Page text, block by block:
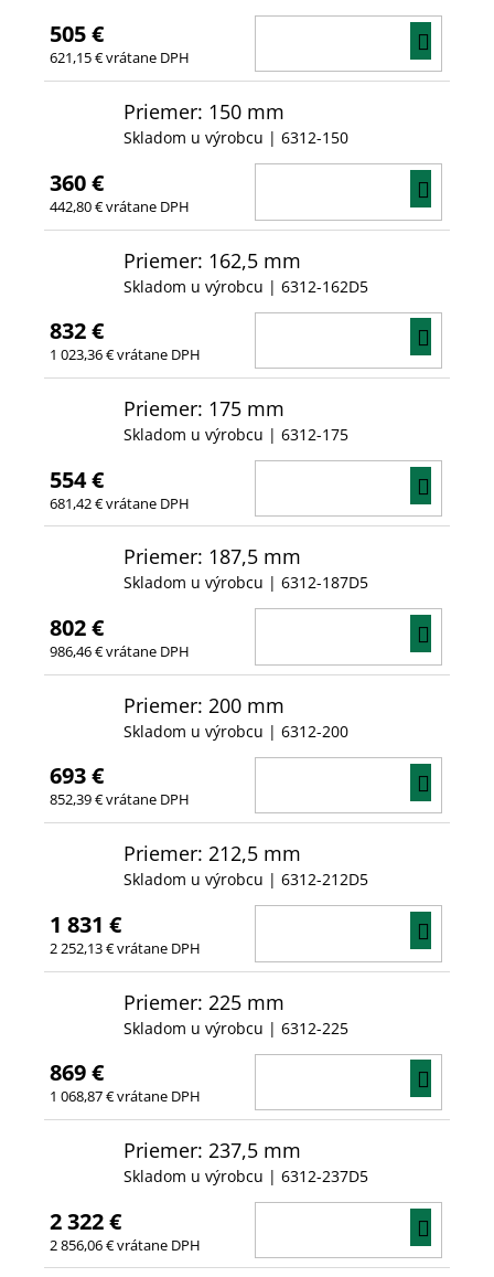
505 €
621,15 € vrátane DPH
Priemer: 150 mm
Skladom u výrobcu | 6312-150
360 €
442,80 € vrátane DPH
Priemer: 162,5 mm
Skladom u výrobcu | 6312-162D5
832 €
1 023,36 € vrátane DPH
Priemer: 175 mm
Skladom u výrobcu | 6312-175
554 €
681,42 € vrátane DPH
Priemer: 187,5 mm
Skladom u výrobcu | 6312-187D5
802 €
986,46 € vrátane DPH
Priemer: 200 mm
Skladom u výrobcu | 6312-200
693 €
852,39 € vrátane DPH
Priemer: 212,5 mm
Skladom u výrobcu | 6312-212D5
1 831 €
2 252,13 € vrátane DPH
Priemer: 225 mm
Skladom u výrobcu | 6312-225
869 €
1 068,87 € vrátane DPH
Priemer: 237,5 mm
Skladom u výrobcu | 6312-237D5
2 322 €
2 856,06 € vrátane DPH